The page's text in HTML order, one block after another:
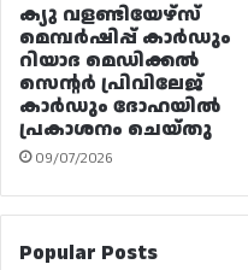
ക്യു വളണ്ടിയേഴ്‌സ്
മെമ്പർഷിപ്പ് കാർഡും
റിയാദ മെഡിക്കൽ
സെന്റർ പ്രിവിലേജ്
കാർഡും ദോഹയിൽ
പ്രകാശനം ചെയ്തു
09/07/2026
Popular Posts